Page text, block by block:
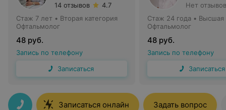
14 отзывов
4.7
Стаж 7 лет • Вторая категория
Офтальмолог
48 руб.
Запись по телефону
Записаться
Нет отзывов
Стаж 24 года • Высшая
Офтальмолог
48 руб.
Запись по телефону
Записаться
Записаться онлайн Задать вопрос